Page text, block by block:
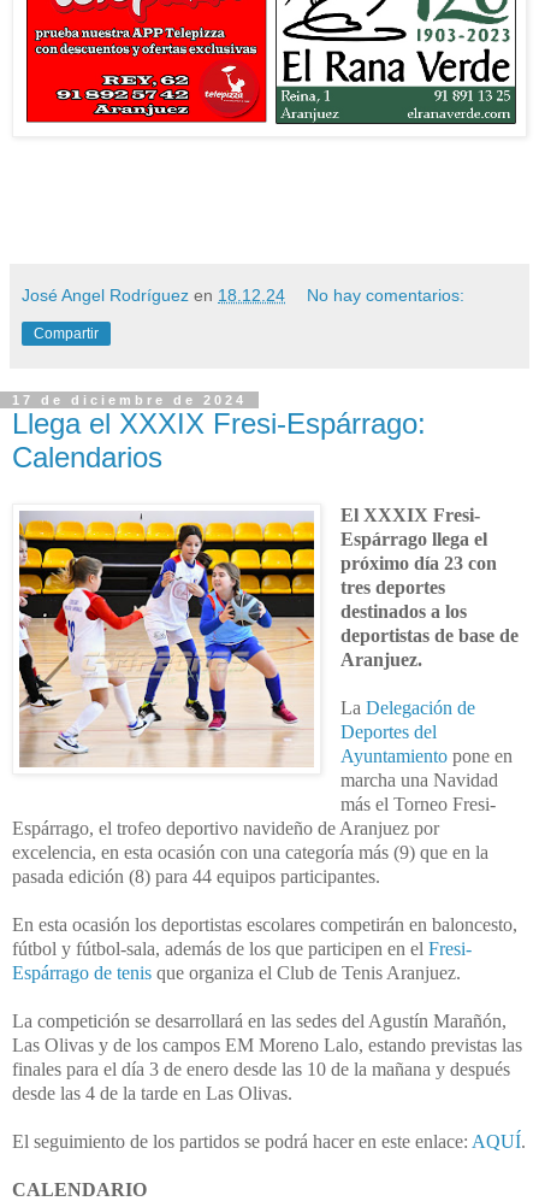
José Angel Rodríguez en 18.12.24 No hay comentarios:
Compartir
17 de diciembre de 2024
Llega el XXXIX Fresi-Espárrago:
Calendarios
El XXXIX Fresi-
Espárrago llega el
próximo día 23 con
tres deportes
destinados a los
deportistas de base de
Aranjuez.
La Delegación de
Deportes del
Ayuntamientopone en
marcha una Navidad
más el Torneo Fresi-
Espárrago, el trofeo deportivo navideño de Aranjuez por
excelencia, en esta ocasión con una categoría más (9) que en la
pasada edición (8) para 44 equipos participantes.
En esta ocasión los deportistas escolares competirán en baloncesto,
fútbol y fútbol-sala, además de los que participen en el Fresi-
Espárrago de tenis que organiza el Club de Tenis Aranjuez.
La competición se desarrollará en las sedes del Agustín Marañón,
Las Olivas y de los campos EM Moreno Lalo, estando previstas las
finales para el día 3 de enero desde las 10 de la mañana y después
desde las 4 de la tarde en Las Olivas.
El seguimiento de los partidos se podrá hacer en este enlace: AQUÍ.
CALENDARIO